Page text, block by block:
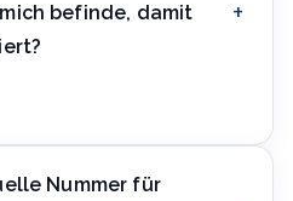
befinde, damit
aus.
Nummer für